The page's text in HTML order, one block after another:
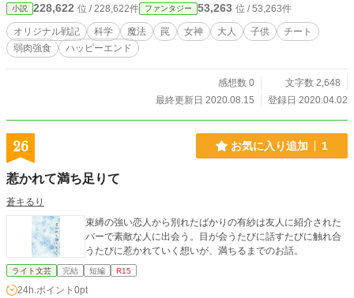
小説 228,622 位 / 228,622件 ファンタジー 53,263 位 / 53,263件
オリジナル戦記 科学 魔法 罠 女神 大人 子供
チート
弱肉強食
ハッピーエンド
感想数 0
文字数 2,648
最終更新日 2020.08.15
登録日 2020.04.02
26 お気に入り追加 1
惹かれて満ち足りて
蒼キるり
束縛の強い恋人から別れたばかりの有紗は友人に紹介された
バーで素敵な人に出会う。目が会うたびに話すたびに触れ合
うたびに惹かれていく想いが、満ちるまでのお話。
ライト文芸 完結 短編 R15
24h.ポイント 0pt